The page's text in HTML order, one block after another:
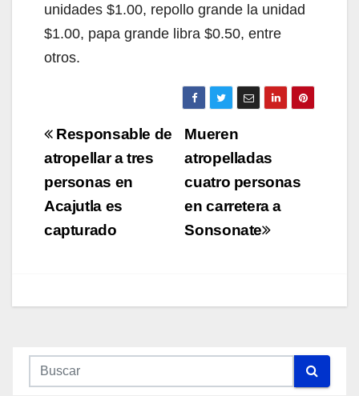
unidades $1.00, repollo grande la unidad
$1.00, papa grande libra $0.50, entre
otros.
Navegación
de
entradas
Mueren
atropelladas
cuatro personas
en carretera a
Sonsonate
Responsable de
atropellar a tres
personas en
Acajutla es
capturado